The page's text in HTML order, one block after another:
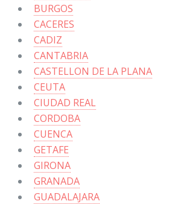
BURGOS
CACERES
CADIZ
CANTABRIA
CASTELLON DE LA PLANA
CEUTA
CIUDAD REAL
CORDOBA
CUENCA
GETAFE
GIRONA
GRANADA
GUADALAJARA